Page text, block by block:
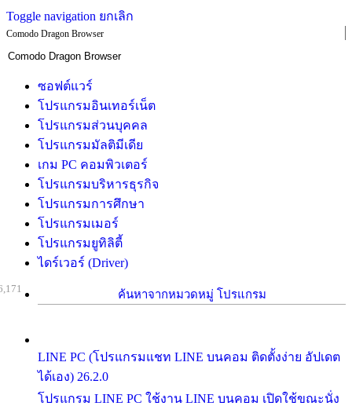
Toggle navigation ยกเลิก
Comodo Dragon Browser
ซอฟต์แวร์
โปรแกรมอินเทอร์เน็ต
โปรแกรมส่วนบุคคล
โปรแกรมมัลติมีเดีย
เกม PC คอมพิวเตอร์
โปรแกรมบริหารธุรกิจ
โปรแกรมการศึกษา
โปรแกรมเมอร์
โปรแกรมยูทิลิตี้
ไดร์เวอร์ (Driver)
ค้นหาจากหมวดหมู่ โปรแกรม
LINE PC (โปรแกรมแชท LINE บนคอม ติดตั้งง่าย อัปเดต
ได้เอง) 26.2.0
โปรแกรม LINE PC ใช้งาน LINE บนคอม เปิดใช้ขณะนั่ง